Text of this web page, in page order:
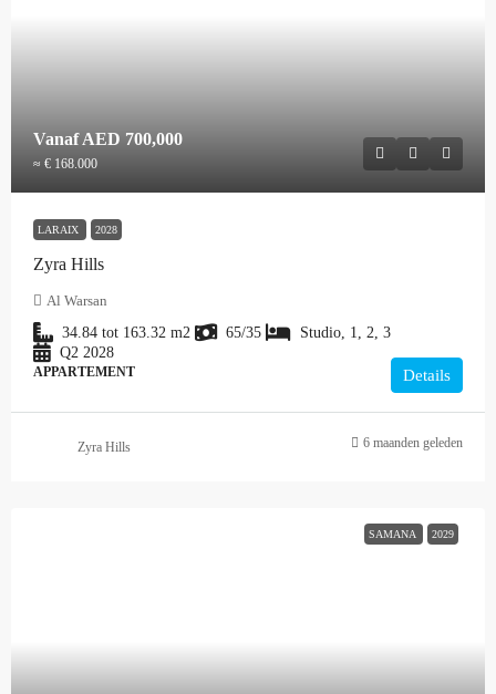
VanafAED 700,000
≈ € 168.000
LARAIX 2028
Zyra Hills
Al Warsan
34.84 tot 163.32 m2 65/35
Studio, 1, 2, 3
Q2 2028
APPARTEMENT Details
Zyra Hills 6 maanden geleden
SAMANA 2029